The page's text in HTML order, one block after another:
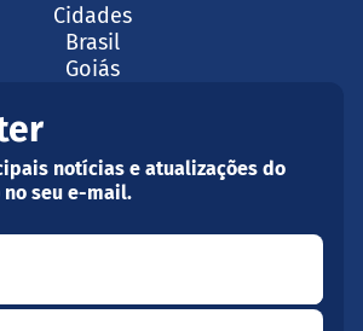
Cidades
Brasil
Goiás
notícias e atualizações do
seu e-mail.